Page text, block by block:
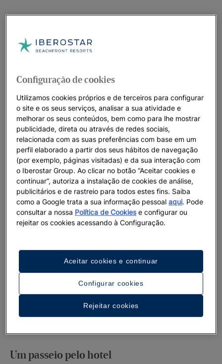
Um passeio pelo hotel
Configuração de cookies
Utilizamos cookies próprios e de terceiros para configurar
o site e os seus serviços, analisar a sua atividade e
melhorar os seus conteúdos, bem como para lhe mostrar
publicidade, direta ou através de redes sociais,
relacionada com as suas preferências com base em um
perfil elaborado a partir dos seus hábitos de navegação
(por exemplo, páginas visitadas) e da sua interação com
o Iberostar Group. Ao clicar no botão “Aceitar cookies e
continuar”, autoriza a instalação de cookies de análise,
publicitários e de rastreio para todos estes fins. Saiba
como a Google trata a sua informação pessoalaqui. Pode
consultar a nossa Política de Cookiese configurar ou
rejeitar os cookies acessando à Configuração.
Configurar cookies
Rejeitar cookies
Aceitar cookies e continuar